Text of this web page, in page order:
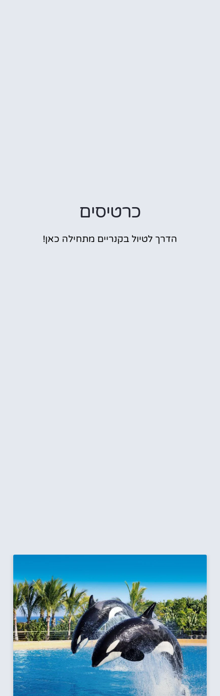
כרטיסים
הדרך לטיול בקנריים מתחילה כאן!